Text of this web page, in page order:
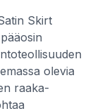
Skirt
olevia
raaka-